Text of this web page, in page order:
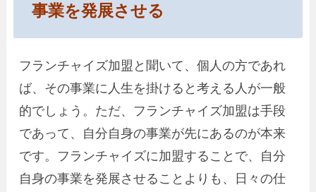
事業を発展させる
フランチャイズ加盟と聞いて、個人の方であれ
ば、その事業に人生を掛けると考える人が一般
的でしょう。ただ、フランチャイズ加盟は手段
であって、自分自身の事業が先にあるのが本来
です。フランチャイズに加盟することで、自分
自身の事業を発展させることよりも、日々の仕